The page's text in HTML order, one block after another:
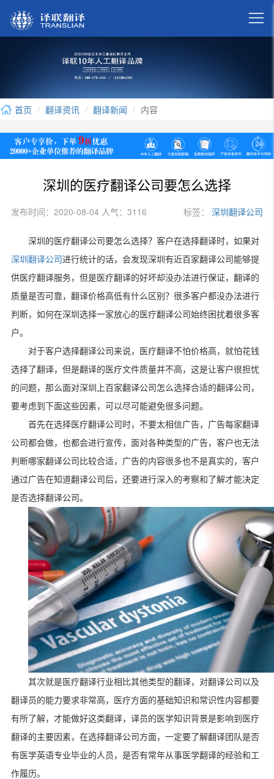

首页 翻译资讯 翻译新闻 内容
深圳的医疗翻译公司要怎么选择
发布时间：2020-08-04 人气：3116 标签： 深圳翻译公司
深圳的医疗翻译公司要怎么选择？客户在选择翻译时，如果对
深圳翻译公司 进行统计的话，会发现深圳有近百家翻译公司能够提
供医疗翻译服务，但是医疗翻译的好坏却没办法进行保证，翻译的
质量是否可靠，翻译价格高低有什么区别？很多客户都没办法进行
判断，如何在深圳选择一家放心的医疗翻译公司始终困扰着很多客
户。
对于客户选择翻译公司来说，医疗翻译不怕价格高，就怕花钱
选择了翻译，但是翻译的医疗文件质量并不高，这是让客户很担忧
的问题，那么面对深圳上百家翻译公司怎么选择合适的翻译公司，
要考虑到下面这些因素，可以尽可能避免很多问题。
首先在选择医疗翻译公司时，不要太相信广告，广告每家翻译
公司都会做，也都会进行宣传，面对各种类型的广告，客户也无法
判断哪家翻译公司比较合适，广告的内容很多也不是真实的，客户
通过广告在知道翻译公司后，还要进行深入的考察和了解才能决定
是否选择翻译公司。
其次就是医疗翻译行业相比其他类型的翻译，对翻译公司以及
翻译员的能力要求非常高，医疗方面的基础知识和常识性内容都要
有所了解，才能做好这类翻译，译员的医学知识背景是影响到医疗
翻译的主要因素，在选择翻译公司方面，一定要了解翻译团队是否
有医学英语专业毕业的人员，是否有常年从事医学翻译的经验和工
作履历。